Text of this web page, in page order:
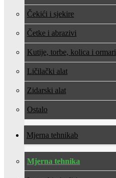
Čekići i sjekire
Četke i abrazivi
Kutije, torbe, kolica i ormari
Ličilački alat
Zidarski alat
Ostalo
Mjerna tehnika
Mjerna tehnika